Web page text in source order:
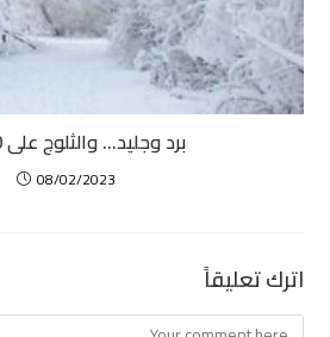
برد وجليد… والثلوج على 500 متر
08/02/2023
اترك تعليقاً